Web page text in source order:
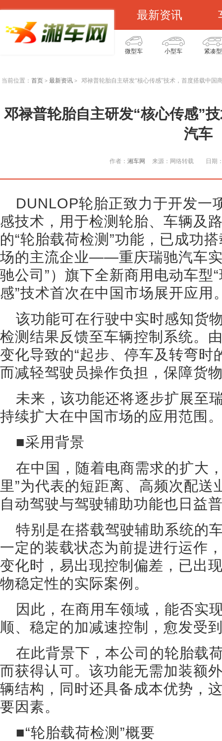
最新资讯
微型车 小型车 紧凑型
当前位置： 首页 > 最新资讯 > 邓禄普轮胎自主研发“核心传感”技术，首度搭载中国
邓禄普轮胎自主研发“核心传感”
汽车
作者： 湘车网 来源：网络转载 日期
DUNLOP轮胎正致力于开发一
感技术，用于检测轮胎、车辆及
的“轮胎载荷检测”功能，已成功
场的主流企业——重庆瑞驰汽车
驰公司”）旗下全新商用电动车型
感”技术首次在中国市场展开应用
该功能可在行驶中实时感知货
检测结果反馈至车辆控制系统。
变化导致的“起步、停车及转弯时
而减轻驾驶员操作负担，保障货
未来，该功能还将逐步扩展至
持续扩大在中国市场的应用范围
■采用背景
在中国，随着电商需求的扩大
里”为代表的短距离、高频次配
自动驾驶与驾驶辅助功能也日益
特别是在搭载驾驶辅助系统的
一定的装载状态为前提进行运作
变化时，易出现控制偏差，已出
物稳定性的实际案例。
因此，在商用车领域，能否实
顺、稳定的加减速控制，愈发受
在此背景下，本公司的轮胎载
而获得认可。该功能无需加装额
辆结构，同时还具备成本优势，
要因素。
■“轮胎载荷检测”概要